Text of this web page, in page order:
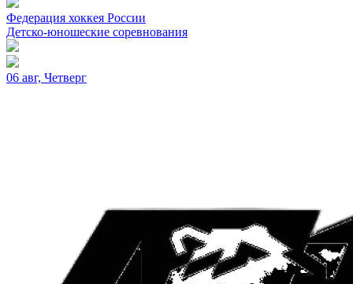
Федерация хоккея России
Детско-юношеские соревнования
06 авг, Четверг